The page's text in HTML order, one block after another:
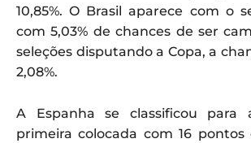
10,85%. O Brasil aparece com o
com 5,03% de chances de ser
seleções disputando a Copa, a
2,08%.
A Espanha se classificou para
primeira colocada com 16